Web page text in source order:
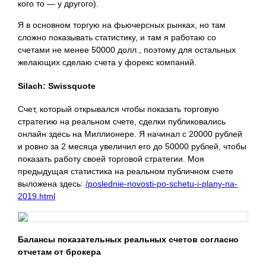
кого то — у другого).
Я в основном торгую на фьючерсных рынках, но там
сложно показывать статистику, и там я работаю со
счетами не менее 50000 долл., поэтому для остальных
желающих сделаю счета у форекс компаний.
Silach: Swissquote
Счет, который открывался чтобы показать торговую
стратегию на реальном счете, сделки публиковались
онлайн здесь на Миллионере. Я начинал с 20000 рублей
и ровно за 2 месяца увеличил его до 50000 рублей, чтобы
показать работу своей торговой стратегии. Моя
предыдущая статистика на реальном публичном счете
выложена здесь: /poslednie-novosti-po-schetu-i-plany-na-
2019.html
Балансы показательных реальных счетов согласно
отчетам от брокера